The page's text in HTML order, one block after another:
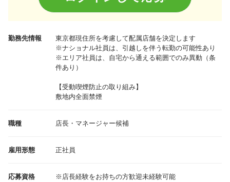
勤務先情報 東京都現住所を考慮して配属店舗を決定します
※ナショナル社員は、引越しを伴う転勤の可能性あり
※エリア社員は、自宅から通える範囲でのみ異動（条
件あり）
【受動喫煙防止の取り組み】
敷地内全面禁煙
職種 店長・マネージャー候補
雇用形態 正社員
応募資格
※店長経験をお持ちの方歓迎未経験可能